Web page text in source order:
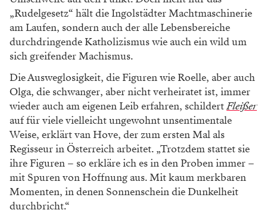
„Rudelgesetz“ hält die Ingolstädter Machtmaschinerie
am Laufen, sondern auch der alle Lebensbereiche
durchdringende Katholizismus wie auch ein wild um
sich greifender Machismus.
Die Ausweglosigkeit, die Figuren wie Roelle, aber auch
Olga, die schwanger, aber nicht verheiratet ist, immer
wieder auch am eigenen Leib erfahren, schildertFleißer
auf für viele vielleicht ungewohnt unsentimentale
Weise, erklärt van Hove, der zum ersten Mal als
Regisseur in Österreich arbeitet. „Trotzdem stattet sie
ihre Figuren – so erkläre ich es in den Proben immer –
mit Spuren von Hoffnung aus. Mit kaum merkbaren
Momenten, in denen Sonnenschein die Dunkelheit
durchbricht.“